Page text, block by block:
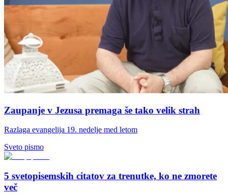
Zaupanje v Jezusa premaga še tako velik strah
Razlaga evangelija 19. nedelje med letom
Sveto pismo
5 svetopisemskih citatov za trenutke, ko ne zmorete
več